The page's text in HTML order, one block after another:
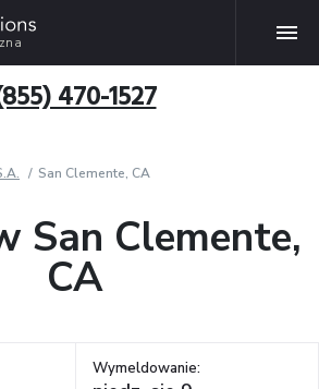
470-1527
San Clemente, CA
San Clemente,
CA
Wymeldowanie: